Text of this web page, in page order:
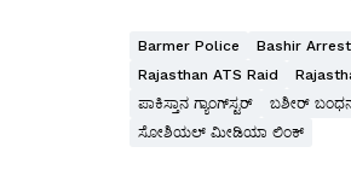
Barmer Police Bashir
Rajasthan ATS Raid
ಪಾಕಿಸ್ತಾನ ಗ್ಯಾಂಗ್‌ಸ್ಟರ್
ಬಶೀರ್
ಸೋಶಿಯಲ್ ಮೀಡಿಯಾ ಲಿಂಕ್